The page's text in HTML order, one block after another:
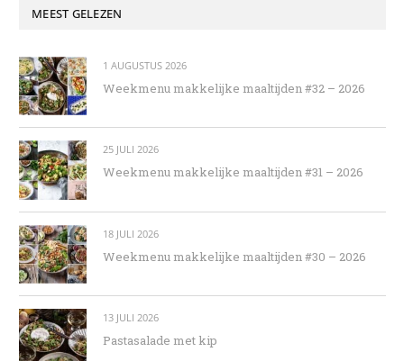
MEEST GELEZEN
1 AUGUSTUS 2026
Weekmenu makkelijke maaltijden #32 – 2026
25 JULI 2026
Weekmenu makkelijke maaltijden #31 – 2026
18 JULI 2026
Weekmenu makkelijke maaltijden #30 – 2026
13 JULI 2026
Pastasalade met kip